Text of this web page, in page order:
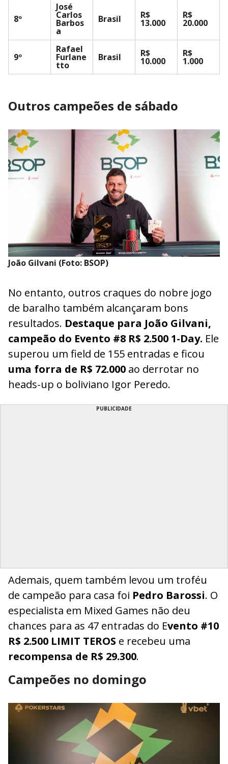
8º
José
Carlos
Barbos
a
Brasil R$
13.000
R$
20.000
9º
Rafael
Furlane
tto
Brasil R$
10.000
R$
1.000
Outros campeões de sábado
João Gilvani (Foto: BSOP)
No entanto, outros craques do nobre jogo
de baralho também alcançaram bons
resultados. Destaque para João Gilvani,
campeão do Evento #8 R$ 2.500 1-Day. Ele
superou um field de 155 entradas e ficou
uma forra de R$ 72.000 ao derrotar no
heads-up o boliviano Igor Peredo.
PUBLICIDADE
Ademais, quem também levou um troféu
de campeão para casa foi Pedro Barossi. O
especialista em Mixed Games não deu
chances para as 47 entradas do Evento #10
R$ 2.500 LIMIT TEROS e recebeu uma
recompensa de R$ 29.300.
Campeões no domingo